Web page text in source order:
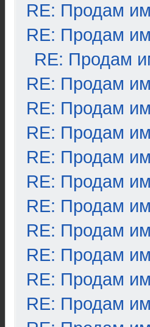
RE: Продам
RE: Продам
RE: Продам
RE: Продам
RE: Продам
RE: Продам
RE: Продам
RE: Продам
RE: Продам
RE: Продам
RE: Продам
RE: Продам
RE: Продам